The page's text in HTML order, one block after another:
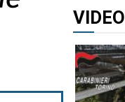
VIDEO